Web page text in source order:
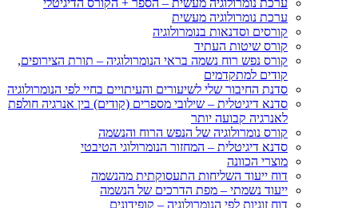
ערכת נומרולוגיה מעשית – הספר + הקורס הדיגיטלי
ערכת נומרולוגיה מעשית
קורסים וסדנאות בנומרולוגיה
קורס שיטות העתיד
קורס נפש רוח נשמה בראי הנומרולוגיה – תורת הצירופים,
קודים למתקדמים
סדנת החיבור שלי לשיעורים והעיתויים בחיי לפי הנומרולוגיה
סדנא דיגיטלית – שילובי מספרים (קודים) בין אנרגיה חולפת
לאנרגיה קבועה יותר
קורס נומרולוגיה של הנפש הרוח והנשמה
סדנא דיגיטלית – המחזור הנומרולוגי הטיבטי
מוצרי הכוונה
דוח ייעוד השליחות התעסוקתית מהנשמה
ייעוד נשמתי – מפת הדרכים של הנשמה
דוח זוגיות לפי הנומרולוגיה – קופידונים